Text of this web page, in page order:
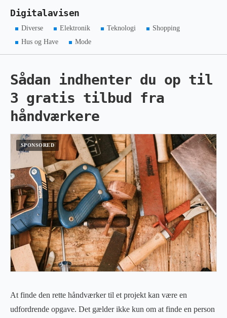
Digitalavisen
Diverse Elektronik Teknologi
Shopping
Hus og Have
Mode
Sådan indhenter du op til
3 gratis tilbud fra
håndværkere
At finde den rette håndværker til et projekt kan være en
udfordrende opgave. Det gælder ikke kun om at finde en person